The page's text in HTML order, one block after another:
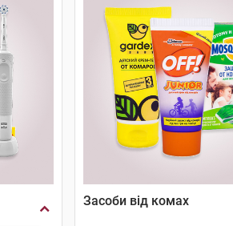
Засоби від комах